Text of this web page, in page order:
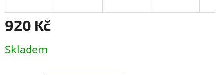
920 Kč
cena:
Skladem